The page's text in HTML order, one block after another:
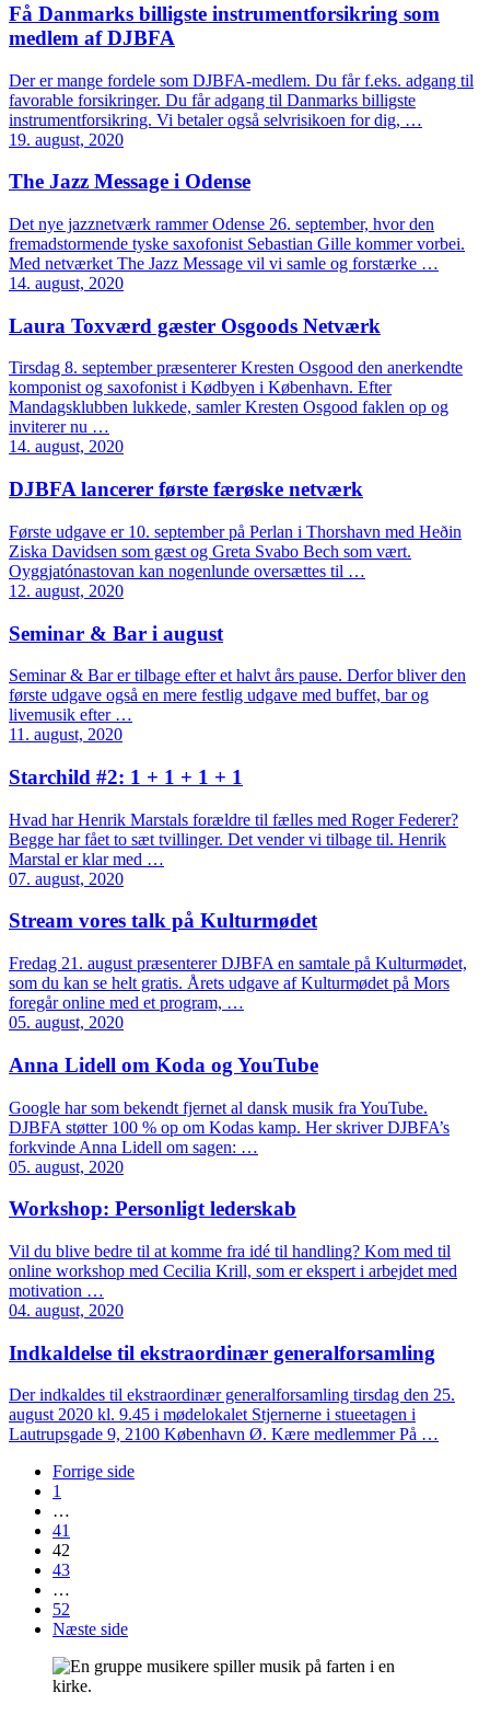
Få Danmarks billigste instrumentforsikring som
medlem af DJBFA
Der er mange fordele som DJBFA-medlem. Du får f.eks. adgang til
favorable forsikringer. Du får adgang til Danmarks billigste
instrumentforsikring. Vi betaler også selvrisikoen for dig, …
19. august, 2020
The Jazz Message i Odense
Det nye jazznetværk rammer Odense 26. september, hvor den
fremadstormende tyske saxofonist Sebastian Gille kommer vorbei.
Med netværket The Jazz Message vil vi samle og forstærke …
14. august, 2020
Laura Toxværd gæster Osgoods Netværk
Tirsdag 8. september præsenterer Kresten Osgood den anerkendte
komponist og saxofonist i Kødbyen i København. Efter
Mandagsklubben lukkede, samler Kresten Osgood faklen op og
inviterer nu …
14. august, 2020
DJBFA lancerer første færøske netværk
Første udgave er 10. september på Perlan i Thorshavn med Heðin
Ziska Davidsen som gæst og Greta Svabo Bech som vært.
Oyggjatónastovan kan nogenlunde oversættes til …
12. august, 2020
Seminar & Bar i august
Seminar & Bar er tilbage efter et halvt års pause. Derfor bliver den
første udgave også en mere festlig udgave med buffet, bar og
livemusik efter …
11. august, 2020
Starchild #2: 1 + 1 + 1 + 1
Hvad har Henrik Marstals forældre til fælles med Roger Federer?
Begge har fået to sæt tvillinger. Det vender vi tilbage til. Henrik
Marstal er klar med …
07. august, 2020
Stream vores talk på Kulturmødet
Fredag 21. august præsenterer DJBFA en samtale på Kulturmødet,
som du kan se helt gratis. Årets udgave af Kulturmødet på Mors
foregår online med et program, …
05. august, 2020
Anna Lidell om Koda og YouTube
Google har som bekendt fjernet al dansk musik fra YouTube.
DJBFA støtter 100 % op om Kodas kamp. Her skriver DJBFA’s
forkvinde Anna Lidell om sagen: …
05. august, 2020
Workshop: Personligt lederskab
Vil du blive bedre til at komme fra idé til handling? Kom med til
online workshop med Cecilia Krill, som er ekspert i arbejdet med
motivation …
04. august, 2020
Indkaldelse til ekstraordinær generalforsamling
Der indkaldes til ekstraordinær generalforsamling tirsdag den 25.
august 2020 kl. 9.45 i mødelokalet Stjernerne i stueetagen i
Lautrupsgade 9, 2100 København Ø. Kære medlemmer På …
Forrige side
1
…
41
42
43
…
52
Næste side